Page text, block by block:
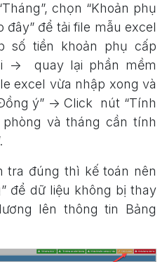
chọn “Khoản phụ
đây” để tải file mẫu excel
số tiền khoản phụ cấp
-> quay lại phần mềm
excel vừa nhập xong và
ý” -> Click nút “Tính
và tháng cần tính
tra đúng thì kế toán nên
để dữ liệu không bị thay
lên thông tin Bảng